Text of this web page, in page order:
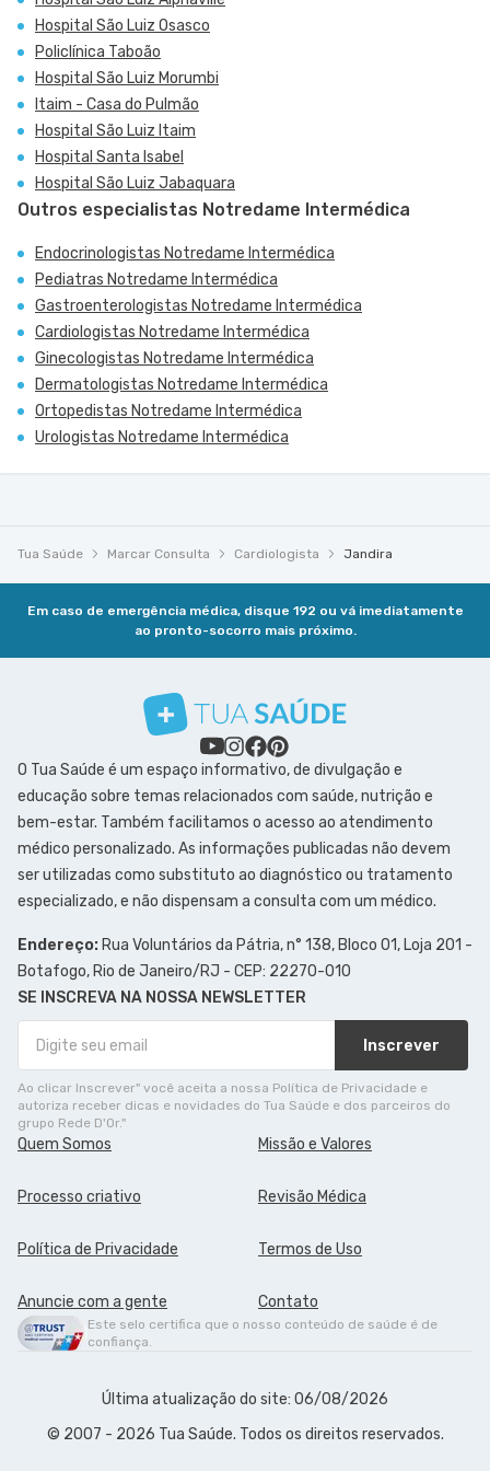
Hospital São Luiz Osasco
Policlínica Taboão
Hospital São Luiz Morumbi
Itaim - Casa do Pulmão
Hospital São Luiz Itaim
Hospital Santa Isabel
Hospital São Luiz Jabaquara
Outros especialistas Notredame Intermédica
Endocrinologistas Notredame Intermédica
Pediatras Notredame Intermédica
Gastroenterologistas Notredame Intermédica
Cardiologistas Notredame Intermédica
Ginecologistas Notredame Intermédica
Dermatologistas Notredame Intermédica
Ortopedistas Notredame Intermédica
Urologistas Notredame Intermédica
Tua Saúde Marcar Consulta Cardiologista Jandira
Em caso de emergência médica, disque 192 ou vá imediatamente
ao pronto-socorro mais próximo.
O Tua Saúde é um espaço informativo, de divulgação e
educação sobre temas relacionados com saúde, nutrição e
bem-estar. Também facilitamos o acesso ao atendimento
médico personalizado. As informações publicadas não devem
ser utilizadas como substituto ao diagnóstico ou tratamento
especializado, e não dispensam a consulta com um médico.
Endereço: Rua Voluntários da Pátria, n° 138, Bloco 01, Loja 201 -
Botafogo, Rio de Janeiro/RJ - CEP: 22270-010
SE INSCREVA NA NOSSA NEWSLETTER
Inscrever
Ao clicar Inscrever" você aceita a nossa Política de Privacidade e
autoriza receber dicas e novidades do Tua Saúde e dos parceiros do
grupo Rede D'Or."
Quem Somos Missão e Valores
Processo criativo Revisão Médica
Política de Privacidade Termos de Uso
Anuncie com a gente Contato
Este selo certifica que o nosso conteúdo de saúde é de
confiança.
Última atualização do site: 06/08/2026
© 2007 - 2026 Tua Saúde. Todos os direitos reservados.